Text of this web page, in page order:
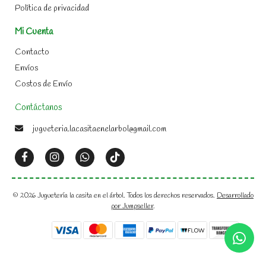
Política de privacidad
Mi Cuenta
Contacto
Envíos
Costos de Envío
Contáctanos
jugueteria.lacasitaenelarbol@gmail.com
© 2026 Juguetería la casita en el árbol. Todos los derechos reservados. Desarrollado
por Jumpseller.